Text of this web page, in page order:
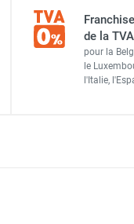
PIECES
Franchise
de la TVA
pour la
le
l'Italie,